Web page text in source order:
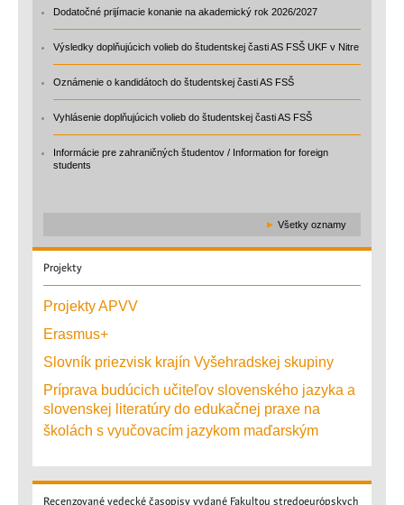
Dodatočné prijímacie konanie na akademický rok 2026/2027
Výsledky doplňujúcich volieb do študentskej časti AS FSŠ UKF v Nitre
Oznámenie o kandidátoch do študentskej časti AS FSŠ
Vyhlásenie doplňujúcich volieb do študentskej časti AS FSŠ
Informácie pre zahraničných študentov / Information for foreign
students
► Všetky oznamy
Projekty
Projekty APVV
Erasmus+
Slovník priezvisk krajín Vyšehradskej skupiny
Príprava budúcich učiteľov slovenského jazyka a
slovenskej literatúry do edukačnej praxe na
školách s vyučovacím jazykom maďarským
Recenzované vedecké časopisy vydané Fakultou stredoeurópskych